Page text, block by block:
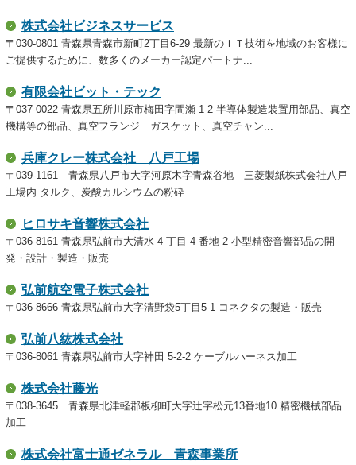
株式会社ビジネスサービス
〒030-0801 青森県青森市新町2丁目6-29 最新のＩＴ技術を地域のお客様に
ご提供するために、数多くのメーカー認定パートナ...
有限会社ビット・テック
〒037-0022 青森県五所川原市梅田字間瀬 1-2 半導体製造装置用部品、真空
機構等の部品、真空フランジ ガスケット、真空チャン...
兵庫クレー株式会社 八戸工場
〒039-1161 青森県八戸市大字河原木字青森谷地 三菱製紙株式会社八戸
工場内 タルク、炭酸カルシウムの粉砕
ヒロサキ音響株式会社
〒036-8161 青森県弘前市大清水 4 丁目 4 番地 2 小型精密音響部品の開
発・設計・製造・販売
弘前航空電子株式会社
〒036-8666 青森県弘前市大字清野袋5丁目5-1 コネクタの製造・販売
弘前八紘株式会社
〒036-8061 青森県弘前市大字神田 5-2-2 ケーブルハーネス加工
株式会社藤光
〒038-3645 青森県北津軽郡板柳町大字辻字松元13番地10 精密機械部品
加工
株式会社富士通ゼネラル 青森事業所